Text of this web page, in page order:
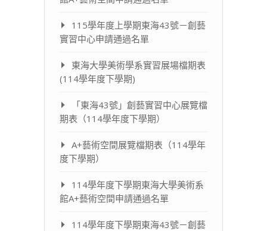
115學年度上學期東海43號－創藝
實習中心申請通過名單
東海大學美術學系實習展場檔期表
(114學年度下學期)
「東海43號」創藝實習中心展覽檔
期表（114學年度下學期）
A+藝術空間展覽檔期表（114學年
度下學期）
114學年度下學期東海大學美術系
館A+藝術空間申請通過名單
114學年度下學期東海43號－創藝